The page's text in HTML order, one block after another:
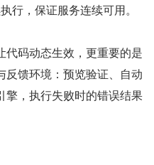
行，保证服务连续可用。
代码动态生效，更重要的是
反馈环境：预览验证、自动
擎，执行失败时的错误结果